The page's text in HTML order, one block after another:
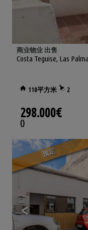
Costa Teguise, Las
商业物业 出售
110平方米 2
298.000€
()
预定
<